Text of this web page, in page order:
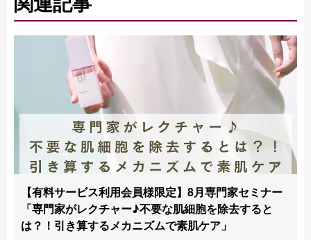
【有料サービス利用会員様限定】8月専門家セミナー
「専門家がレクチャー♪不要な肌細胞を除去すると
は？！引き算するメカニズムで素肌ケア」